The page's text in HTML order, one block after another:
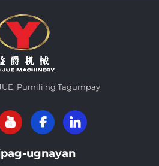
Pumili ng Tagumpay
ugnayan